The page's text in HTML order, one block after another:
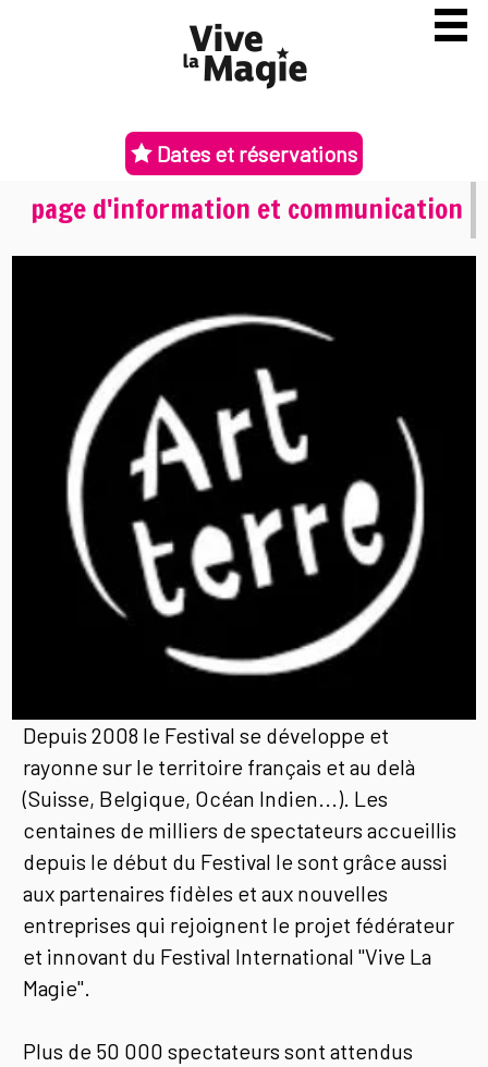
Dates et réservations
page d'information et communication
Depuis 2008 le Festival se développe et
rayonne sur le territoire français et au delà
(Suisse, Belgique, Océan Indien...). Les
centaines de milliers de spectateurs accueillis
depuis le début du Festival le sont grâce aussi
aux partenaires fidèles et aux nouvelles
entreprises qui rejoignent le projet fédérateur
et innovant du Festival International "Vive La
Magie".
Plus de 50 000 spectateurs sont attendus